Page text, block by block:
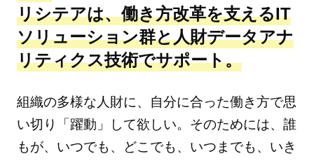
リシテアは、働き方改革を支えるIT
ソリューション群と人財データアナ
リティクス技術でサポート。
組織の多様な人財に、自分に合った働き方で思
い切り「躍動」して欲しい。そのためには、誰
もが、いつでも、どこでも、いつまでも、いき